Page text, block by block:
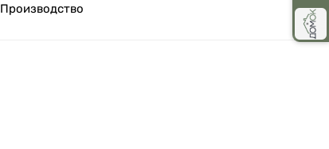
Производство